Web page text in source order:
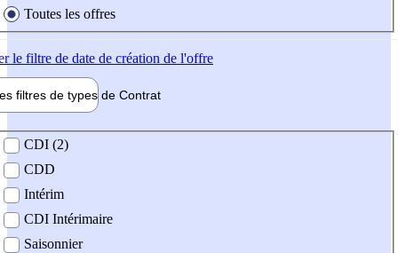
Toutes les offres
le filtre de date de création de l'offre
filtres de types de Contrat
contrat
CDI (2)
CDD
Intérim
CDI Intérimaire
Saisonnier